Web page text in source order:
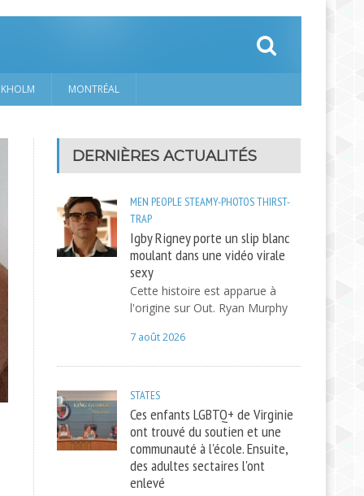
MONTRÉAL
DERNIÈRES ACTUALITÉS
MEN PEOPLESTEAMY-PHOTOSTHIRST-
TRAP
Igby Rigney porte un slip blanc
moulant dans une vidéo virale
sexy
Cette histoire est apparue à
l'origine sur Out. Ryan Murphy
7 août 2026
STATES
Ces enfants LGBTQ+ de Virginie
ont trouvé du soutien et une
communauté à l'école. Ensuite,
des adultes sectaires l'ont
enlevé